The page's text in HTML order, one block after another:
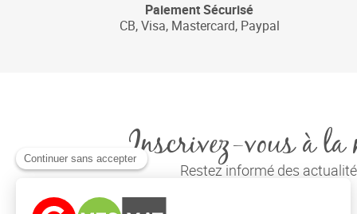
Paiement Sécurisé
CB, Visa, Mastercard, Paypal
Inscrivez-vous à la
Restez informé des